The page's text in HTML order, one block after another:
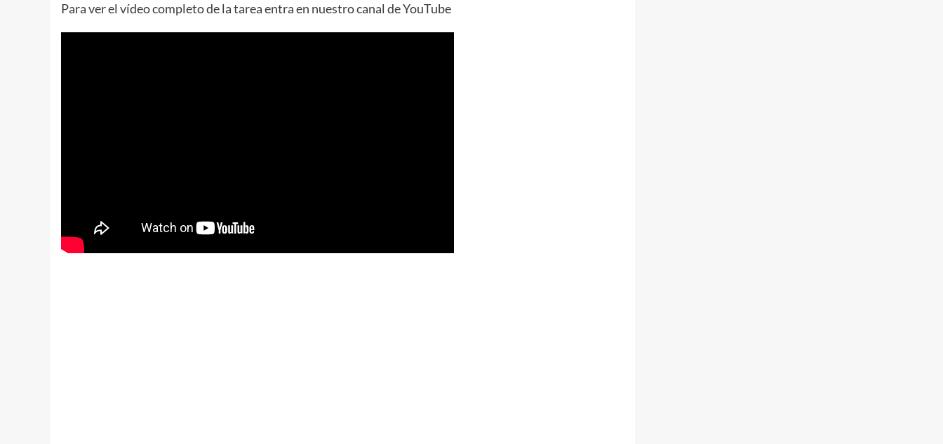
Para ver el vídeo completo de la tarea entra en nuestro canal de YouTube